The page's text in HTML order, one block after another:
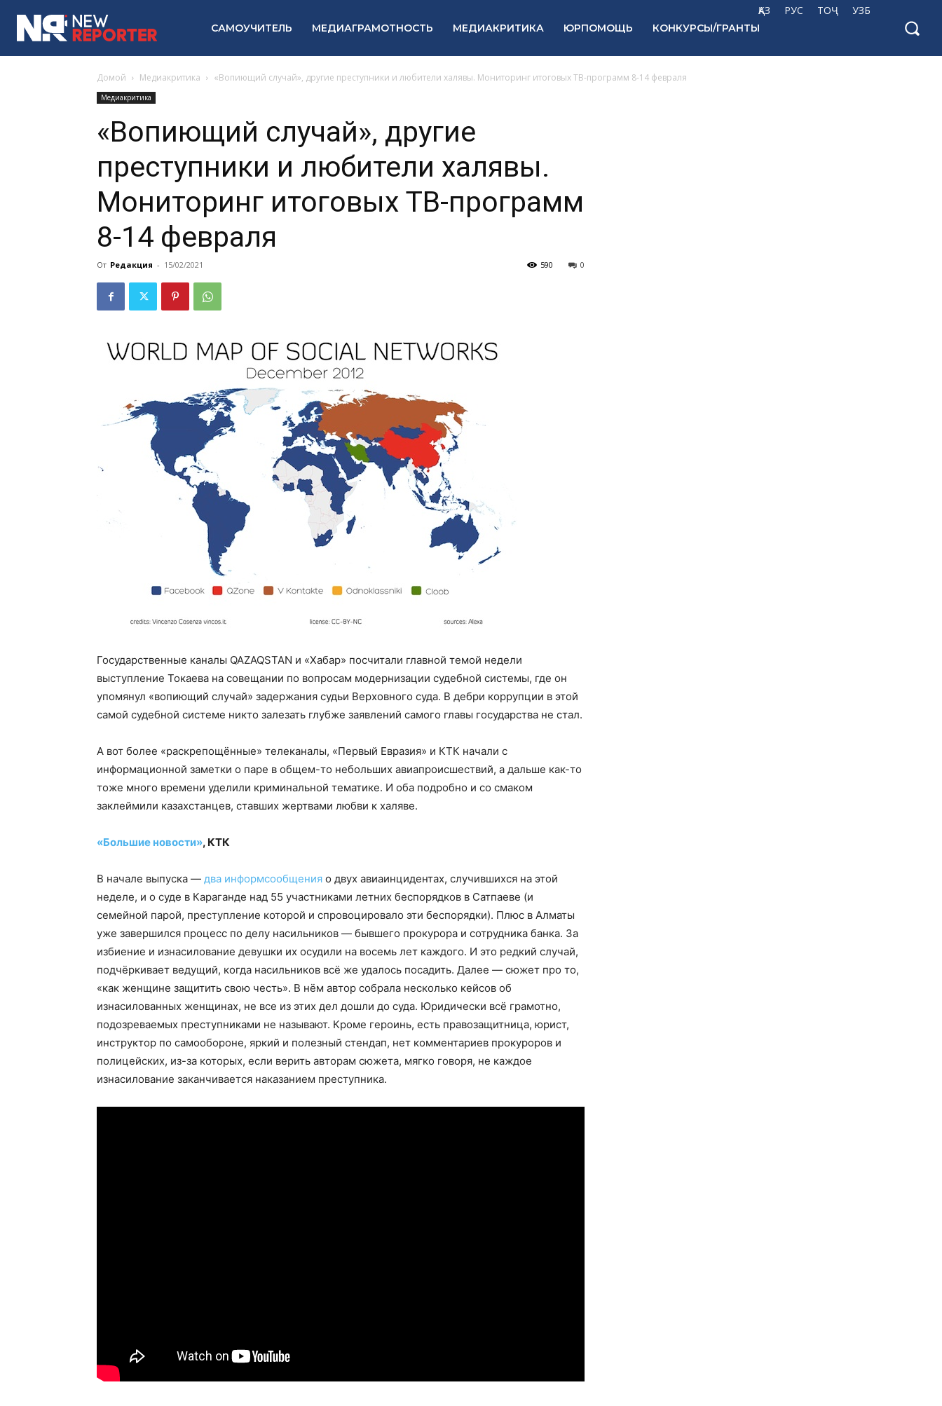
ҚАЗ РУС ТОҶ УЗБ
САМОУЧИТЕЛЬ МЕДИАГРАМОТНОСТЬ МЕДИАКРИТИКА ЮРПОМОЩЬ КОНКУРСЫ/ГРАНТЫ
Домой Медиакритика «Вопиющий случай», другие преступники и любители халявы. Мониторинг итоговых ТВ-программ 8-14 февраля
Медиакритика
«Вопиющий случай», другие
преступники и любители халявы.
Мониторинг итоговых ТВ-программ
8-14 февраля
От Редакция - 15/02/2021 0
590
Государственные каналы QAZAQSTAN и «Хабар» посчитали главной темой недели
выступление Токаева на совещании по вопросам модернизации судебной системы, где он
упомянул «вопиющий случай» задержания судьи Верховного суда. В дебри коррупции в этой
самой судебной системе никто залезать глубже заявлений самого главы государства не стал.
А вот более «раскрепощённые» телеканалы, «Первый Евразия» и КТК начали с
информационной заметки о паре в общем-то небольших авиапроисшествий, а дальше как-то
тоже много времени уделили криминальной тематике. И оба подробно и со смаком
заклеймили казахстанцев, ставших жертвами любви к халяве.
«Большие новости», КТК
В начале выпуска — два информсообщения о двух авиаинцидентах, случившихся на этой
неделе, и о суде в Караганде над 55 участниками летних беспорядков в Сатпаеве (и
семейной парой, преступление которой и спровоцировало эти беспорядки). Плюс в Алматы
уже завершился процесс по делу насильников — бывшего прокурора и сотрудника банка. За
избиение и изнасилование девушки их осудили на восемь лет каждого. И это редкий случай,
подчёркивает ведущий, когда насильников всё же удалось посадить. Далее — сюжет про то,
«как женщине защитить свою честь». В нём автор собрала несколько кейсов об
изнасилованных женщинах, не все из этих дел дошли до суда. Юридически всё грамотно,
подозреваемых преступниками не называют. Кроме героинь, есть правозащитница, юрист,
инструктор по самообороне, яркий и полезный стендап, нет комментариев прокуроров и
полицейских, из-за которых, если верить авторам сюжета, мягко говоря, не каждое
изнасилование заканчивается наказанием преступника.